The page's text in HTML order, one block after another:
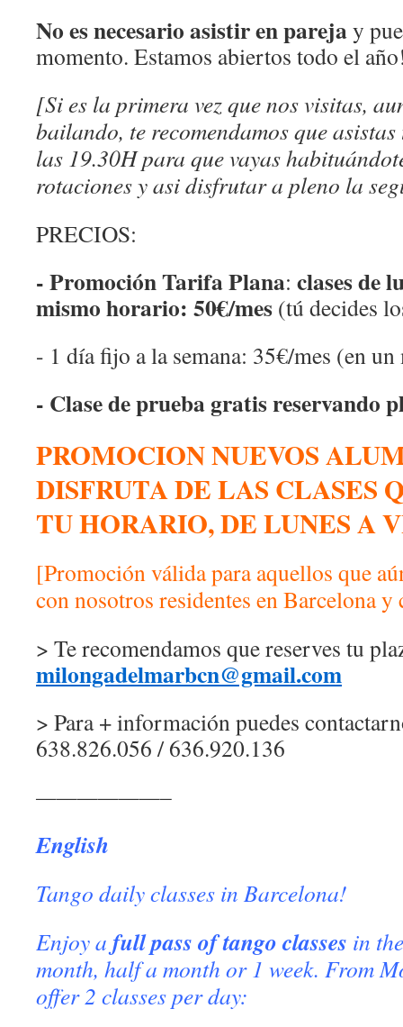
No es necesario asistir en parejay
momento. Estamos abiertos todo el
[Si es la primera vez que nos visitas,
bailando, te recomendamos que
las 19.30H para que vayas
rotaciones y asi disfrutar a pleno la
PRECIOS:
- Promoción Tarifa Plana: clases de
mismo horario: 50€/mes (tú decides
- 1 día fijo a la semana: 35€/mes (en
- Clase de prueba gratis reservando
PROMOCION NUEVOS
DISFRUTA DE LAS CLASES
TU HORARIO, DE LUNES A
[Promoción válida para aquellos que
con nosotros residentes en Barcelona y
> Te recomendamos que reserves tu
milongadelmarbcn@gmail.com
> Para + información puedes
638.826.056 / 636.920.136
——————–
English
Tango daily classes in Barcelona!
Enjoy a full pass of tango classes in
month, half a month or 1 week. From
offer 2 classes per day: